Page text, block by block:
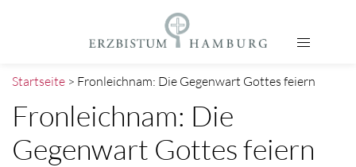
Startseite > Fronleichnam: Die Gegenwart Gottes feiern
Fronleichnam: Die
Gegenwart Gottes feiern